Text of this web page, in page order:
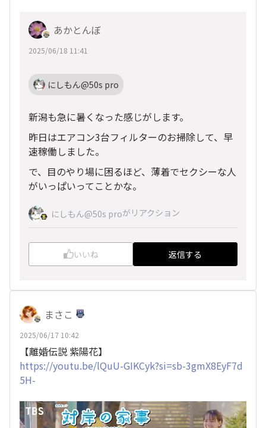
あかとんぼ
2025/06/18 11:41
にしもん@50s pro
新潟も急に暑くなった感じがします。
昨日はエアコン3台フィルターのお掃除して、早
速稼働しました。
で、目のやり場に困るほど、薄着でセクシーな人
がいっぱいってことかな。
にしもん@50s proがリアクション
いいね 返信する
まさこ
2025/06/17 10:42
【離婚伝説 紫陽花】
https://youtu.be/lQuU-GIKCyk?si=sb-3gmX8EyF7d
5H-